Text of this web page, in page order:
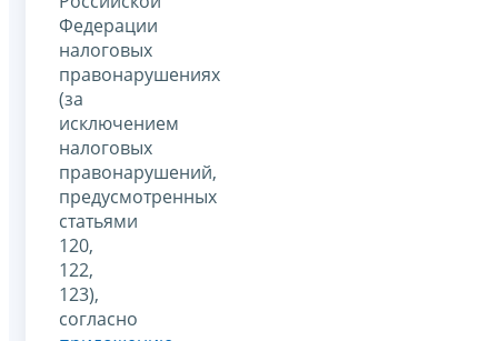
Федерации
налоговых
правонарушениях
(за
исключением
налоговых
правонарушений,
предусмотренных
статьями
120,
122,
123),
согласно